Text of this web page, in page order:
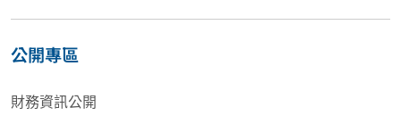
公開專區
財務資訊公開